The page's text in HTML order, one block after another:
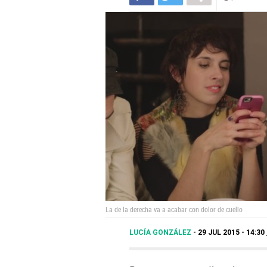
La de la derecha va a acabar con dolor de cuello
LUCÍA GONZÁLEZ 29 JUL 2015 - 14:30